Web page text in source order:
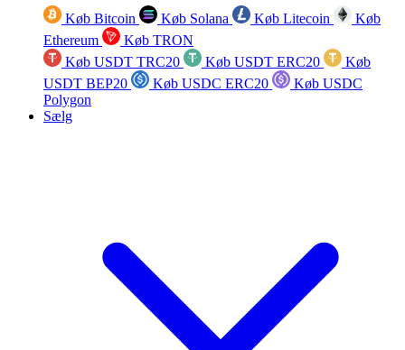
Køb Bitcoin Køb Solana Køb Litecoin
Køb
Ethereum
Køb TRON
Køb USDT TRC20
Køb USDT ERC20
Køb
USDT BEP20
Køb USDC ERC20
Køb USDC
Polygon
Sælg